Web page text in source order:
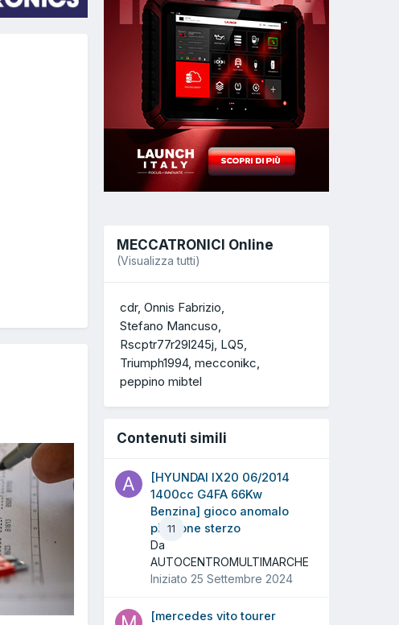
MECCATRONICI Online
(Visualizza tutti)
cdr Onnis Fabrizio
Stefano Mancuso
Rscptr77r29l245j LQ5
Triumph1994 mecconikc
peppino mibtel
Contenuti simili
11
[HYUNDAI IX20 06/2014
1400cc G4FA 66Kw
Benzina] gioco anomalo
piantone sterzo
Da
AUTOCENTROMULTIMARCHE
Iniziato 25 Settembre 2024
[mercedes vito tourer